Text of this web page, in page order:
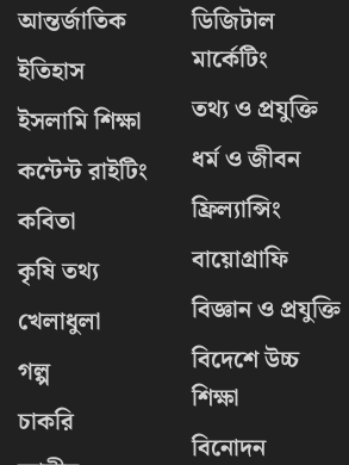
আন্তর্জাতিক
ইতিহাস
ইসলামি শিক্ষা
কন্টেন্ট রাইটিং
কবিতা
কৃষি তথ্য
খেলাধুলা
গল্প
চাকরি
ডিজিটাল
মার্কেটিং
তথ্য ও প্রযুক্তি
ধর্ম ও জীবন
ফ্রিল্যান্সিং
বায়োগ্রাফি
বিজ্ঞান ও প্রযুক্তি
বিদেশে উচ্চ
শিক্ষা
বিনোদন